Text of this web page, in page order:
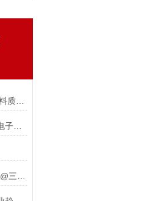
高智能肥料检测仪@2021农业肥料质量检测厂家
高智能电子肥料检测仪@智能型电子肥料检测仪